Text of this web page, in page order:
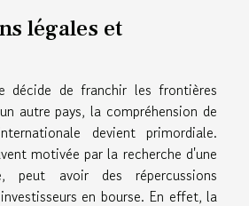
légales et
décide de franchir les frontières
autre pays, la compréhension de
devient primordiale.
motivée par la recherche d'une
peut avoir des répercussions
en bourse. En effet, la